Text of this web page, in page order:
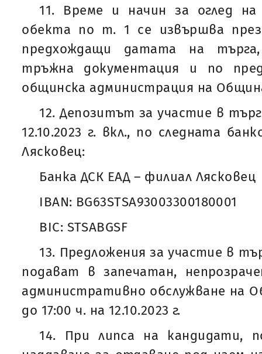
11. Време и начин за оглед
обекта по т. 1 се извършва
предхождащи датата на
тръжна документация и по
общинска администрация на
12. Депозитът за участие в
12.10.2023 г. вкл., по следната
Лясковец:
Банка ДСК ЕАД – филиал Лясковец
IBAN: BG63STSA93003300180001
BIC: STSABGSF
13. Предложения за участие в
подават в запечатан,
административно обслужване на
до 17:00 ч. на 12.10.2023 г.
14. При липса на кандидати,